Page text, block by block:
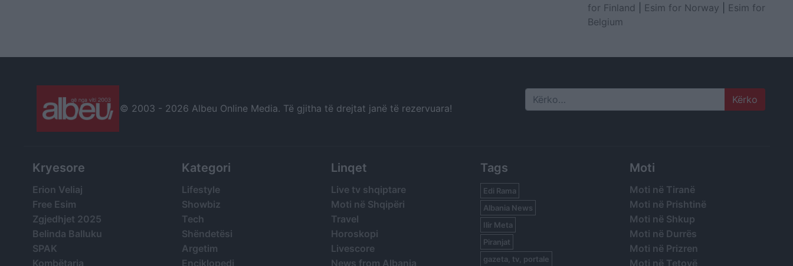
for Finland
Esim for Norway
Esim for
Belgium
© 2003 - 2026 Albeu Online Media. Të gjitha të drejtat janë të rezervuara! Search
Kryesore
Erion Veliaj
Free Esim
Zgjedhjet 2025
Belinda Balluku
SPAK
Kombëtarja
Kategori
Lifestyle
Showbiz
Tech
Shëndetësi
Argetim
Enciklopedi
Linqet
Live tv shqiptare
Moti në Shqipëri
Travel
Horoskopi
Livescore
News from Albania
Tags
Edi Rama
Albania News
Ilir Meta
Piranjat
gazeta, tv, portale
Moti
Moti në Tiranë
Moti në Prishtinë
Moti në Shkup
Moti në Durrës
Moti në Prizren
Moti në Tetovë